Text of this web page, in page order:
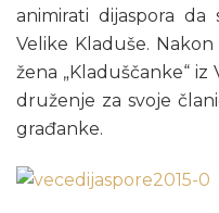
animirati dijaspora
Velike Kladuše. Nakon
žena „Kladuščanke“
druženje za svoje
građanke.